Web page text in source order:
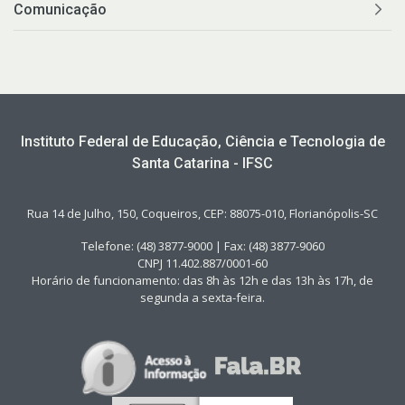
22- LGPD - Lei Geral de Proteção de Dados
25- Atos normativos
27 - Disposição cronológica de pagamentos
28- Observatório de Acesso, Permanência e Êxito
29- Corregedoria
Comunicação
Instituto Federal de Educação, Ciência e Tecnologia de
Santa Catarina - IFSC
Rua 14 de Julho, 150, Coqueiros, CEP: 88075-010, Florianópolis-SC
Telefone: (48) 3877-9000 | Fax: (48) 3877-9060
CNPJ 11.402.887/0001-60
Horário de funcionamento: das 8h às 12h e das 13h às 17h, de
segunda a sexta-feira.